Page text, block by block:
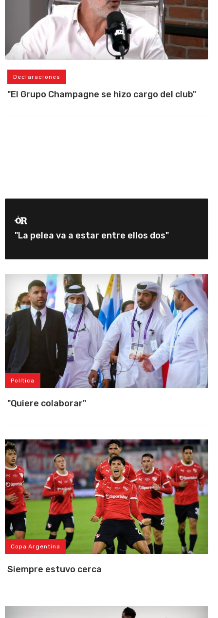
Declaraciones
"El Grupo Champagne se hizo cargo del club"
"La pelea va a estar entre ellos dos"
Política
"Quiere colaborar"
Copa Argentina
Siempre estuvo cerca